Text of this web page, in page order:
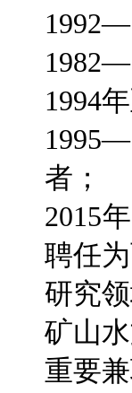
1994
者；
2015
聘任
研究
矿山
重要兼